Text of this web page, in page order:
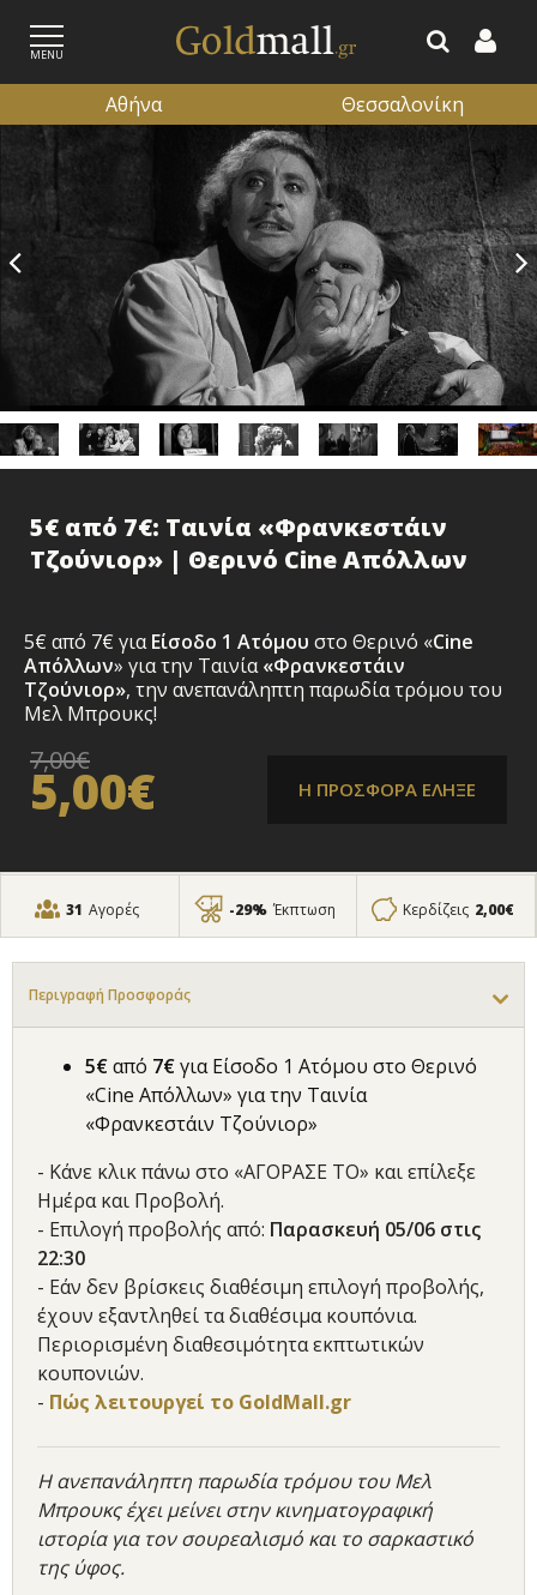
MENU
ΕΓΓΡΑΦΗ ΕΙΣΟΔΟΣ
Αθήνα Θεσσαλονίκη
5€ από 7€: Ταινία «Φρανκεστάιν
Τζούνιορ» | Θερινό Cine Απόλλων
5€ από 7€ γιαΕίσοδο 1 Ατόμου στο Θερινό «Cine
Απόλλων» για την Ταινία«Φρανκεστάιν
Τζούνιορ», την ανεπανάληπτη παρωδία τρόμου του
Μελ Μπρουκς!
7,00€
5,00€ Η ΠΡΟΣΦΟΡΑ ΕΛΗΞΕ
31 Αγορές -29% Έκπτωση Κερδίζεις 2,00€
Περιγραφή Προσφοράς
5€από 7€για Είσοδο 1 Ατόμου στο Θερινό
«Cine Απόλλων» για την Ταινία
«Φρανκεστάιν Τζούνιορ»
- Κάνε κλικ πάνω στο «ΑΓΟΡΑΣΕ ΤΟ» και επίλεξε
Ημέρα και Προβολή.
- Επιλογή προβολής από: Παρασκευή 05/06 στις
22:30
- Εάν δεν βρίσκεις διαθέσιμη επιλογή προβολής,
έχουν εξαντληθεί τα διαθέσιμα κουπόνια.
Περιορισμένη διαθεσιμότητα εκπτωτικών
κουπονιών.
- Πώς λειτουργεί το GoldMall.gr
Η ανεπανάληπτη παρωδία τρόμου του Μελ
Μπρουκς έχει μείνει στην κινηματογραφική
ιστορία για τον σουρεαλισμό και το σαρκαστικό
της ύφος.